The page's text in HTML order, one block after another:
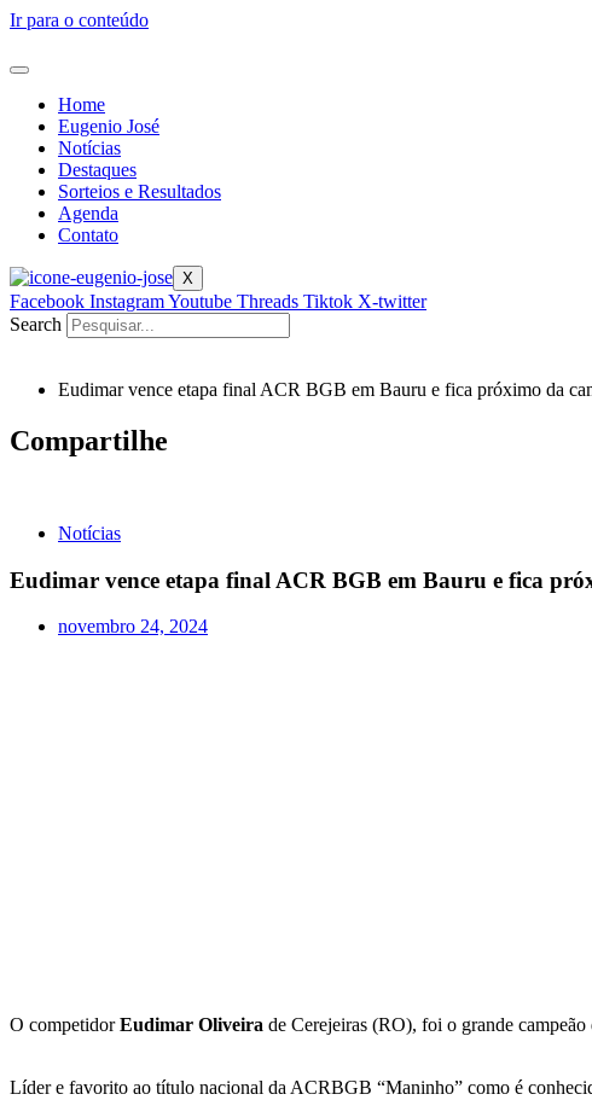
Ir para o conteúdo
Home
Eugenio José
Notícias
Destaques
Sorteios e Resultados
Agenda
Contato
X
Facebook InstagramYoutube Threads Tiktok X-twitter
Search
Eudimar vence etapa final ACR BGB em Bauru e fica próximo da
Compartilhe
Notícias
Eudimar vence etapa final ACR BGB em Bauru e fica
novembro 24, 2024
O competidorEudimar Oliveira de Cerejeiras (RO), foi o grande
Líder e favorito ao título nacional da ACRBGB “Maninho” como é